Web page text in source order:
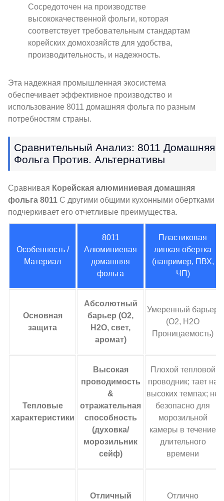
Сосредоточен на производстве
высококачественной фольги, которая
соответствует требовательным стандартам
корейских домохозяйств для удобства,
производительность, и надежность.
Эта надежная промышленная экосистема
обеспечивает эффективное производство и
использование 8011 домашняя фольга по разным
потребностям страны.
Сравнительный Анализ: 8011 Домашняя
Фольга Против. Альтернативы
Сравнивая Корейская алюминиевая домашняя
фольга 8011 С другими общими кухонными обертками
подчеркивает его отчетливые преимущества.
Особенность /
Материал
8011
Алюминиевая
домашняя
фольга
Пластиковая
липкая обертка
(например, ПВХ,
ЧП)
Основная
защита
Абсолютный
барьер (O2,
H2O, свет,
аромат)
Умеренный барьер
(O2, H2O
Проницаемость)
Тепловые
характеристики
Высокая
проводимость
&
отражательная
способность
(духовка/
морозильник
сейф)
Плохой тепловой
проводник; тает на
высоких темпах; не
безопасно для
морозильной
камеры в течение
длительного
времени
Отличный
Отлично